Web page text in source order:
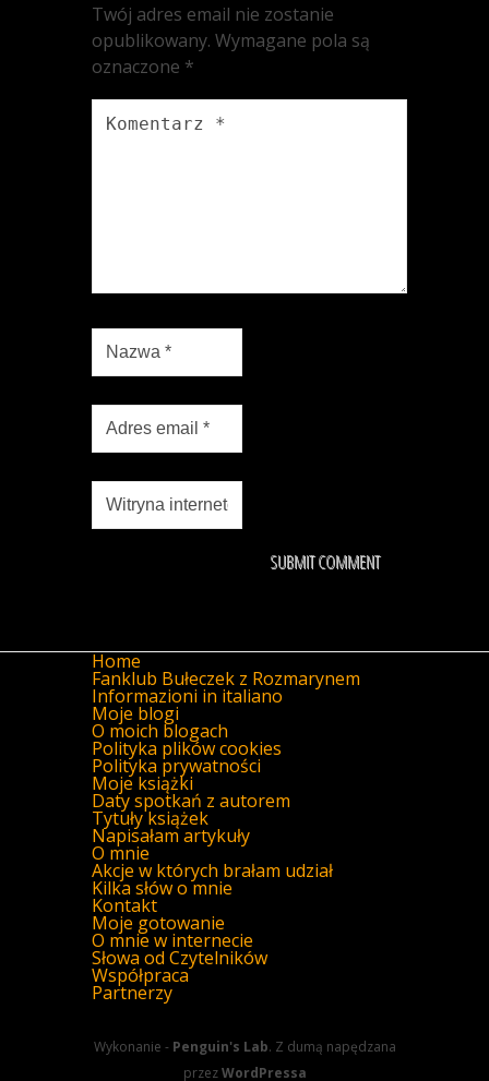
Twój adres email nie zostanie
opublikowany. Wymagane pola są
oznaczone *
Home
Fanklub Bułeczek z Rozmarynem
Informazioni in italiano
Moje blogi
O moich blogach
Polityka plików cookies
Polityka prywatności
Moje książki
Daty spotkań z autorem
Tytuły książek
Napisałam artykuły
O mnie
Akcje w których brałam udział
Kilka słów o mnie
Kontakt
Moje gotowanie
O mnie w internecie
Słowa od Czytelników
Współpraca
Partnerzy
Wykonanie - Penguin's Lab. Z dumą napędzana
przezWordPressa